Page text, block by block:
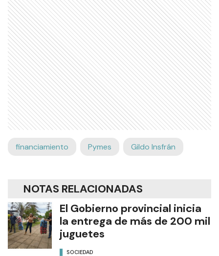
financiamiento Pymes Gildo Insfrán
NOTAS RELACIONADAS
El Gobierno provincial inicia
la entrega de más de 200 mil
juguetes
SOCIEDAD